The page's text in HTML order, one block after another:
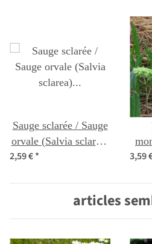
Sauge sclarée / Sauge
orvale (Salvia sclarea)
2,59 €* 3,59
articles